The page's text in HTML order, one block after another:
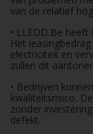
van de relatief
• LLEDD.Be
Het
electriciteit en
zullen dit
• Bedrijven
kwaliteitsrisico.
zonder
defekt.